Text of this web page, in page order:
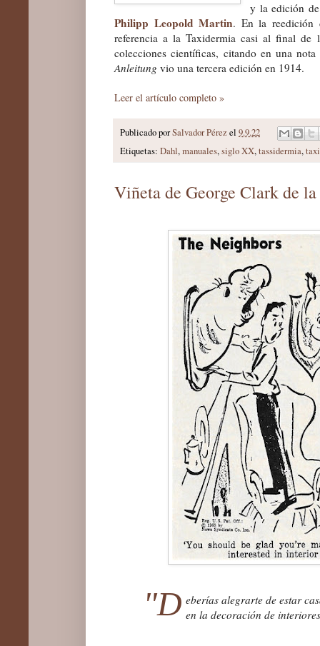
y la edición
Philipp Leopold Martin. En la reedición
referencia a la Taxidermia casi al final de
colecciones científicas, citando en una
Anleitung vio una tercera edición en 1914.
Leer el artículo completo »
Publicado porSalvador Pérezel 9.9.22
Etiquetas: Dahl,manuales,siglo XX,tassidermia,
Viñeta de George Clark de
"D eberías alegrarte de estar
en la decoración de